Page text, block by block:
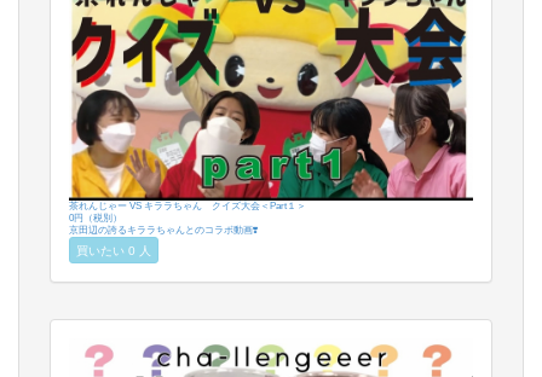
茶れんじゃー VS キララちゃん クイズ大会＜Part１＞
0円（税別）
京田辺の誇るキララちゃんとのコラボ動画❣️
買いたい 0 人